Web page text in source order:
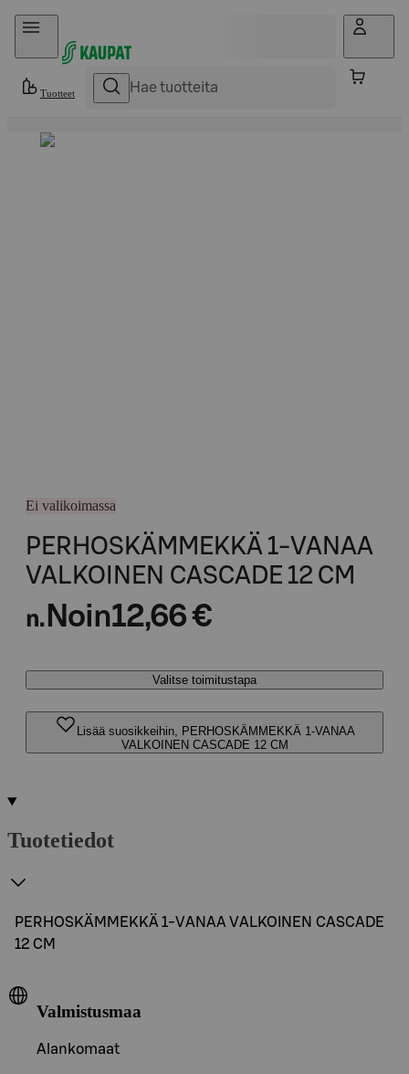
Hyppää sisältöön
Tuotteet
Ei valikoimassa
PERHOSKÄMMEKKÄ 1-VANAA
VALKOINEN CASCADE 12 CM
n. Noin12,66 €
Valitse toimitustapa
Lisää suosikkeihin, PERHOSKÄMMEKKÄ 1-VANAA
VALKOINEN CASCADE 12 CM
Tuotetiedot
PERHOSKÄMMEKKÄ 1-VANAA VALKOINEN CASCADE
12 CM
Valmistusmaa
Alankomaat